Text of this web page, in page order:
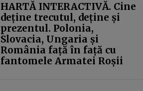
HARTĂ INTERACTIVĂ. Cine
deține trecutul, deține și
prezentul. Polonia,
Slovacia, Ungaria și
România față în față cu
fantomele Armatei Roșii